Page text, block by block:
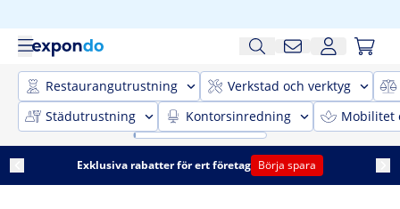
Restaurangutrustning
Verkstad och verktyg
Städutrustning
Kontorsinredning Mobilitet
Exklusiva rabatter för ert företag Börja spara